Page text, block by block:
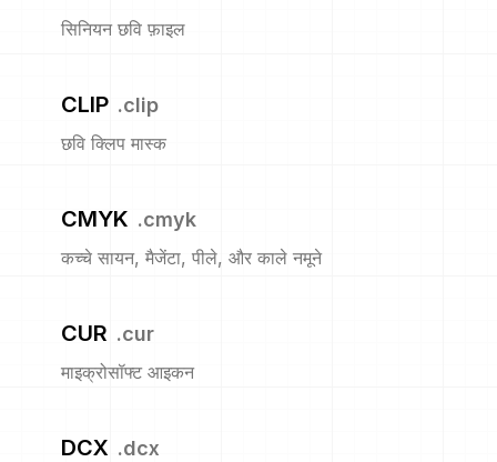
सिनियन छवि फ़ाइल
CLIP .clip
छवि क्लिप मास्क
CMYK .cmyk
कच्चे सायन, मैजेंटा, पीले, और काले नमूने
CUR .cur
माइक्रोसॉफ्ट आइकन
DCX .dcx